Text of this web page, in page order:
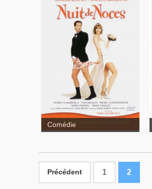
Nuit de noces
Comédie
Précédent 1 2